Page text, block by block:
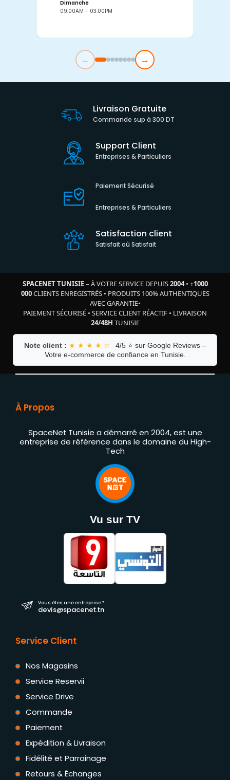
Dimanche
09:00AM - 03:00PM
← →
Livraison Gratuite
Commande sup à 300 DT
Support Client
Entreprises & Particuliers
Paiement Sécurisé
Entreprises & Particuliers
Satisfaction client
Satisfait où Satisfait
SPACENET TUNISIE– À VOTRE SERVICE DEPUIS2004• +1000
000CLIENTS ENREGISTRÉS• PRODUITS 100% AUTHENTIQUES
AVEC GARANTIE•
PAIEMENT SÉCURISÉ • SERVICE CLIENT RÉACTIF • LIVRAISON
24/48H TUNISIE
Note client : ★ ★ ★ ★ ☆
4/5 ⭐ sur Google Reviews –
Votre e-commerce de confiance en Tunisie.
À Propos
SpaceNet Tunisie a démarré en 2004, est une
entreprise de référence dans le domaine du High-
Tech
Vu sur TV
Vous êtes une entreprise ?
devis@spacenet.tn
Service Client
Nos Magasins
Service Reservii
Service Drive
Commande
Paiement
Expédition & Livraison
Fidélité et Parrainage
Retours & Échanges